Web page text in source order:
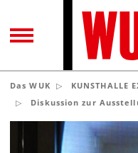
TOGGLE
Das WUK
KUNSTHALLE
Diskussion zur